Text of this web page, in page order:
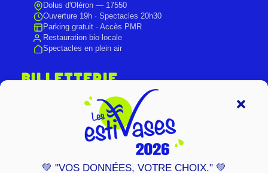
💚 "VOS DONNÉES, VOTRE CHOIX." 💚
Dolus d'Oléron — 17550
Ouverture 19h · Spectacles 20h30
Parking gratuit · Accès PMR
Restauration bio locale
Spectacles en plein air
BILLETTERIE
Réservation en ligne recommandée.
Billetterie sur place le soir du spectacle.
DÉCOUVRIR NOTRE PROGRAMME